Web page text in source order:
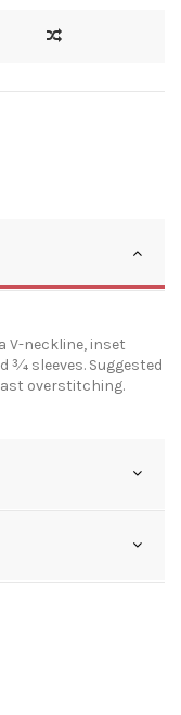
neckline, inset
sleeves. Suggested
overstitching.